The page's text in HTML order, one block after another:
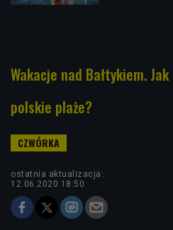
Wakacje nad Bałtykiem.
polskie plaże?
ostatnia aktualizacja:
12.06.2020 18:50